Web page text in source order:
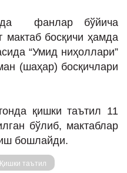
фанлар бўйича
босқичи ҳамда
“Умид ниҳоллари”
(шаҳар) босқичлари
қишки таътил 11
бўлиб, мактаблар
бошлайди.
Қишки таътил